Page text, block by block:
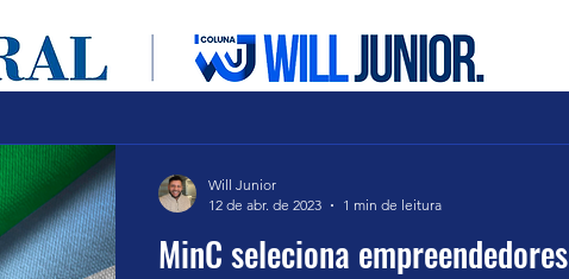
Cultura em foco Notícias
MinC seleciona empreendedores
Will Junior
12 de abr. de 2023
1 min de leitura